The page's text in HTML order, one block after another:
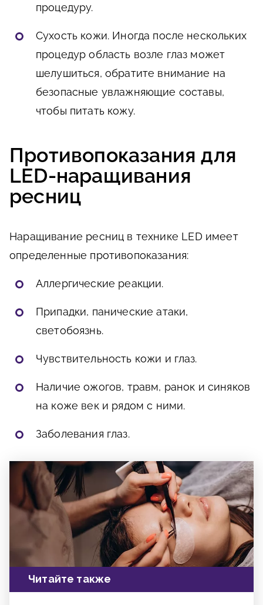
процедуру.
Сухость кожи. Иногда после нескольких
процедур область возле глаз может
шелушиться, обратите внимание на
безопасные увлажняющие составы,
чтобы питать кожу.
Противопоказания для
LED-наращивания
ресниц
Наращивание ресниц в технике LED имеет
определенные противопоказания:
Аллергические реакции.
Припадки, панические атаки,
светобоязнь.
Чувствительность кожи и глаз.
Наличие ожогов, травм, ранок и синяков
на коже век и рядом с ними.
Заболевания глаз.
Читайте также